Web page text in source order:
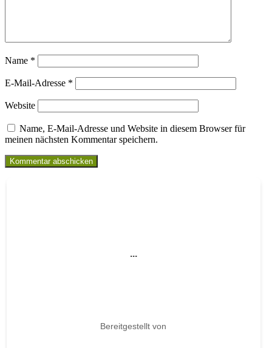
Name *
E-Mail-Adresse *
Website
Name, E-Mail-Adresse und Website in diesem Browser für
meinen nächsten Kommentar speichern.